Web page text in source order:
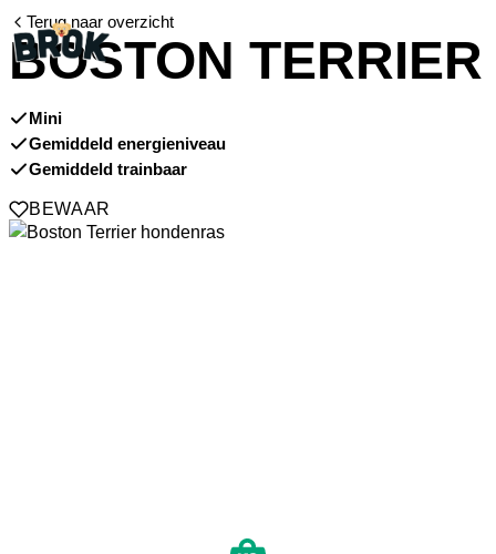
Terug naar overzicht
BOSTON TERRIER
Mini
Gemiddeld energieniveau
Gemiddeld trainbaar
BEWAAR